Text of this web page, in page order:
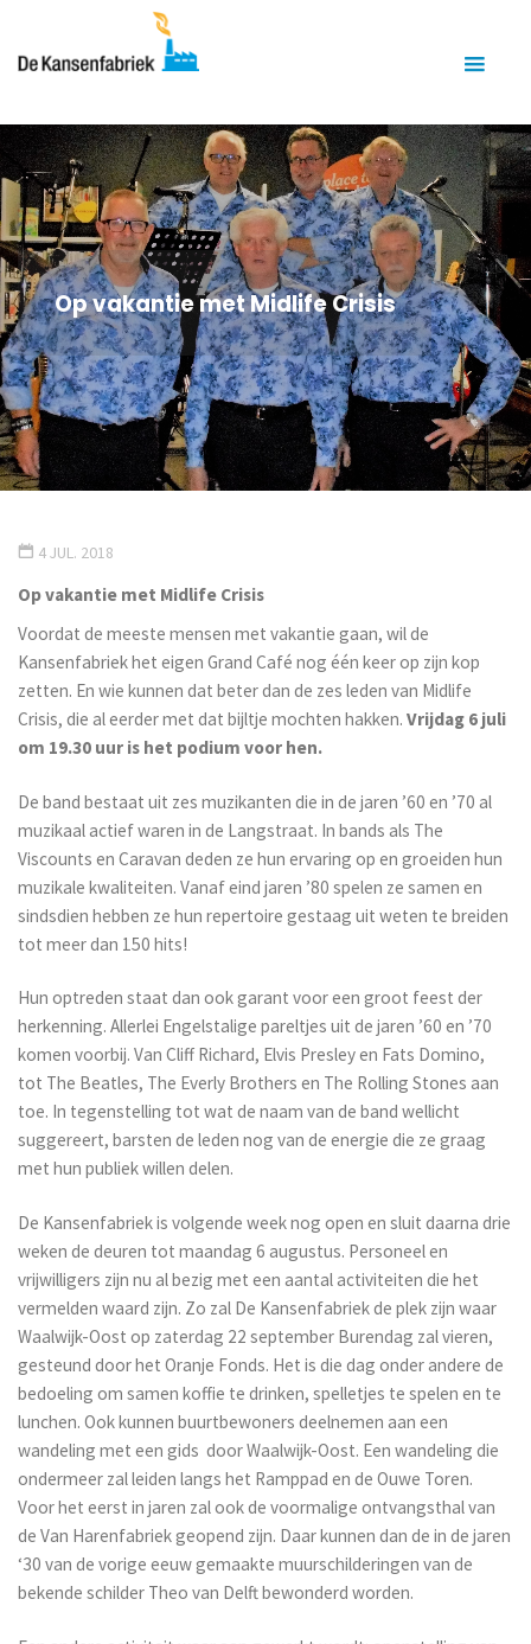
Op vakantie met Midlife Crisis
4 JUL. 2018
Op vakantie met Midlife Crisis
Voordat de meeste mensen met vakantie gaan, wil de
Kansenfabriek het eigen Grand Café nog één keer op zijn kop
zetten. En wie kunnen dat beter dan de zes leden van Midlife
Crisis, die al eerder met dat bijltje mochten hakken.Vrijdag 6 juli
om 19.30 uur is het podium voor hen.
De band bestaat uit zes muzikanten die in de jaren ’60 en ’70 al
muzikaal actief waren in de Langstraat. In bands als The
Viscounts en Caravan deden ze hun ervaring op en groeiden hun
muzikale kwaliteiten. Vanaf eind jaren ’80 spelen ze samen en
sindsdien hebben ze hun repertoire gestaag uit weten te breiden
tot meer dan 150 hits!
Hun optreden staat dan ook garant voor een groot feest der
herkenning. Allerlei Engelstalige pareltjes uit de jaren ’60 en ’70
komen voorbij. Van Cliff Richard, Elvis Presley en Fats Domino,
tot The Beatles, The Everly Brothers en The Rolling Stones aan
toe. In tegenstelling tot wat de naam van de band wellicht
suggereert, barsten de leden nog van de energie die ze graag
met hun publiek willen delen.
De Kansenfabriek is volgende week nog open en sluit daarna drie
weken de deuren tot maandag 6 augustus. Personeel en
vrijwilligers zijn nu al bezig met een aantal activiteiten die het
vermelden waard zijn. Zo zal De Kansenfabriek de plek zijn waar
Waalwijk-Oost op zaterdag 22 september Burendag zal vieren,
gesteund door het Oranje Fonds. Het is die dag onder andere de
bedoeling om samen koffie te drinken, spelletjes te spelen en te
lunchen. Ook kunnen buurtbewoners deelnemen aan een
wandeling met een gids door Waalwijk-Oost. Een wandeling die
ondermeer zal leiden langs het Ramppad en de Ouwe Toren.
Voor het eerst in jaren zal ook de voormalige ontvangsthal van
de Van Harenfabriek geopend zijn. Daar kunnen dan de in de jaren
‘30 van de vorige eeuw gemaakte muurschilderingen van de
bekende schilder Theo van Delft bewonderd worden.